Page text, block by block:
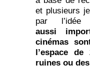
et plusieurs
par
aussi
cinémas
l’espace
ruines ou